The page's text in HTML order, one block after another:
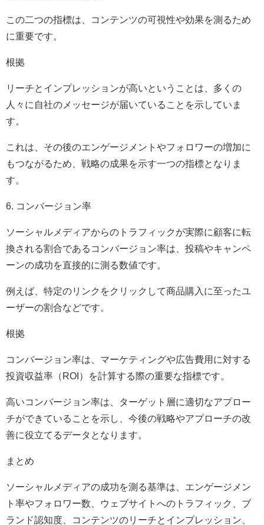
この二つの指標は、コンテンツの可視性や効果を測るため
に重要です。
根拠
リーチとインプレッションが高いということは、多くの
人々に自社のメッセージが届いていることを示していま
す。
これは、その後のエンゲージメントやフォロワーの増加に
もつながるため、戦略の成果を示す一つの指標となりま
す。
6. コンバージョン率
ソーシャルメディアからのトラフィックが実際に顧客に転
換される割合であるコンバージョン率は、投稿やキャンペ
ーンの成功を直接的に測る数値です。
例えば、特定のリンクをクリックして商品購入に至ったユ
ーザーの割合などです。
根拠
コンバージョン率は、マーケティングや広告費用に対する
投資収益率（ROI）を計算する際の重要な指標です。
高いコンバージョン率は、ターゲット層に適切なアプロー
チができていることを示し、今後の戦略やアプローチの改
善に役立てるデータとなります。
まとめ
ソーシャルメディアの成功を測る基準は、エンゲージメン
ト率やフォロワー数、ウェブサイトへのトラフィック、ブ
ランド認知度、コンテンツのリーチとインプレッション、